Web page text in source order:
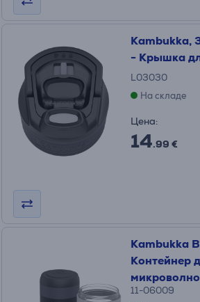
Kambukka,
- Крышка
L03030
На складе
Цена:
14.99 €
Kambukka
Контейнер
11-06009